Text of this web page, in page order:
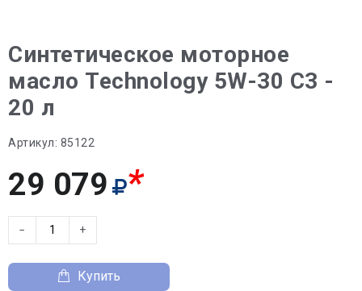
Синтетическое моторное
масло Technology 5W-30 C3 -
20 л
Артикул: 85122
29 079 *
− +
Купить